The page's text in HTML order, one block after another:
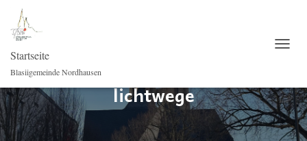
Startseite
Blasiigemeinde Nordhausen
lichtwege